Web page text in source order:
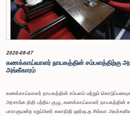
2026-08-07
கணக்காய்வாளர் நாயகத்தின் சம்பளத்திற்கு
அங்கீகாரம்
கணக்காய்வாளர் நாயகத்தின் சம்பளம் மற்றும்
அரசாங்க நிதி பற்றிய குழு, கணக்காய்வாளர்
பாராளுமன்ற உறுப்பினர் கலாநிதி ஹர்ஷ.த சில்வா